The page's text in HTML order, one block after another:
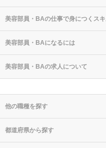
美容部員・BAの仕事で身につくス
美容部員・BAになるには
美容部員・BAの求人について
他の職種を探す
都道府県から探す